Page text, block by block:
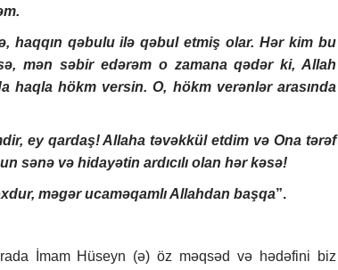
haqqın qəbulu ilə qəbul etmiş olar. Hər kim bu
mən səbir edərəm o zamana qədər ki, Allah
haqla hökm versin. O, hökm verənlər arasında
ey qardaş! Allaha təvəkkül etdim və Ona tərəf
sənə və hidayətin ardıcılı olan hər kəsə!
məgər ucaməqamlı Allahdan başqa”.
İmam Hüseyn (ə) öz məqsəd və hədəfini biz